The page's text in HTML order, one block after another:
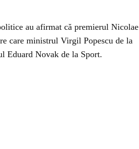
au afirmat că premierul Nicolae
care ministrul Virgil Popescu de la
Eduard Novak de la Sport.